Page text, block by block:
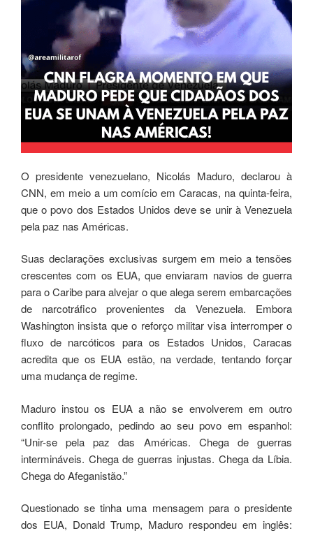
O presidente venezuelano, Nicolás Maduro, declarou à
CNN, em meio a um comício em Caracas, na quinta-feira,
que o povo dos Estados Unidos deve se unir à Venezuela
pela paz nas Américas.
Suas declarações exclusivas surgem em meio a tensões
crescentes com os EUA, que enviaram navios de guerra
para o Caribe para alvejar o que alega serem embarcações
de narcotráfico provenientes da Venezuela. Embora
Washington insista que o reforço militar visa interromper o
fluxo de narcóticos para os Estados Unidos, Caracas
acredita que os EUA estão, na verdade, tentando forçar
uma mudança de regime.
Maduro instou os EUA a não se envolverem em outro
conflito prolongado, pedindo ao seu povo em espanhol:
“Unir-se pela paz das Américas. Chega de guerras
intermináveis. Chega de guerras injustas. Chega da Líbia.
Chega do Afeganistão.”
Questionado se tinha uma mensagem para o presidente
dos EUA, Donald Trump, Maduro respondeu em inglês: